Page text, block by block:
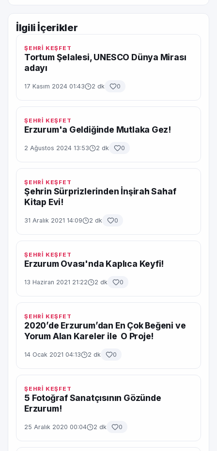
İlgili İçerikler
ŞEHRİ KEŞFET
Tortum Şelalesi, UNESCO Dünya Mirası
adayı
17 Kasım 2024 01:43 2 dk 0
ŞEHRİ KEŞFET
Erzurum'a Geldiğinde Mutlaka Gez!
2 Ağustos 2024 13:53 2 dk 0
ŞEHRİ KEŞFET
Şehrin Sürprizlerinden İnşirah Sahaf
Kitap Evi!
31 Aralık 2021 14:09 2 dk 0
ŞEHRİ KEŞFET
Erzurum Ovası'nda Kaplıca Keyfi!
13 Haziran 2021 21:22 2 dk 0
ŞEHRİ KEŞFET
2020’de Erzurum’dan En Çok Beğeni ve
Yorum Alan Kareler ile O Proje!
14 Ocak 2021 04:13 2 dk 0
ŞEHRİ KEŞFET
5 Fotoğraf Sanatçısının Gözünde
Erzurum!
25 Aralık 2020 00:04 2 dk 0